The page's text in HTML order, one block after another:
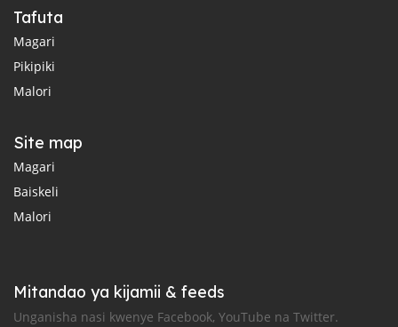
Tafuta
Magari
Pikipiki
Malori
Site map
Magari
Baiskeli
Malori
Mitandao ya kijamii & feeds
Unganisha nasi kwenye Facebook, YouTube na Twitter.